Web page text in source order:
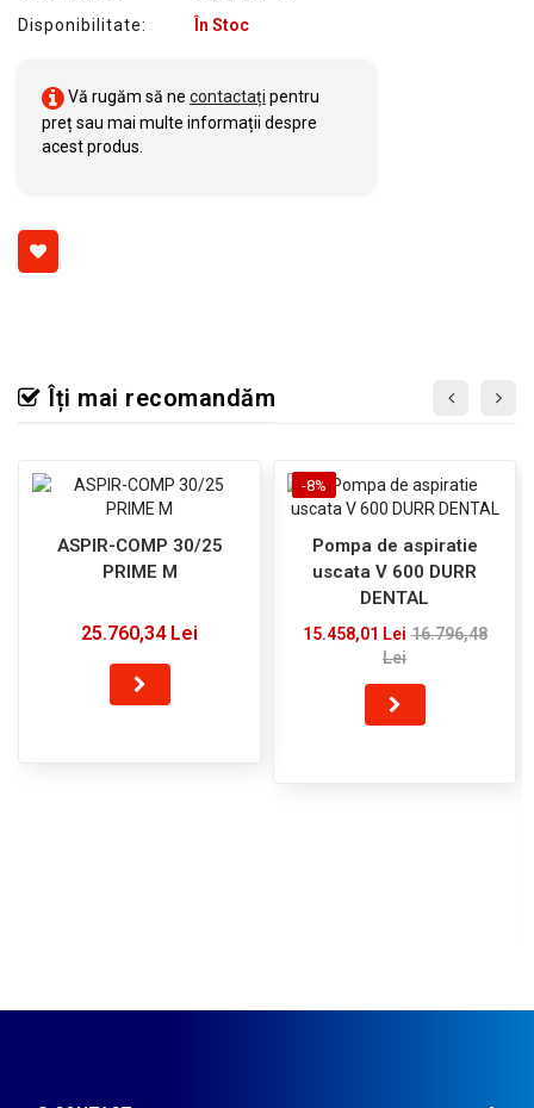
Disponibilitate:
În Stoc
Vă rugăm să ne contactați pentru
preț sau mai multe informații despre
acest produs.
Îți mai recomandăm
ASPIR-COMP 30/25
PRIME M
25.760,34 Lei
Pompa de aspiratie
uscata V 600 DURR
DENTAL
15.458,01 Lei 16.796,48
Lei
-8%